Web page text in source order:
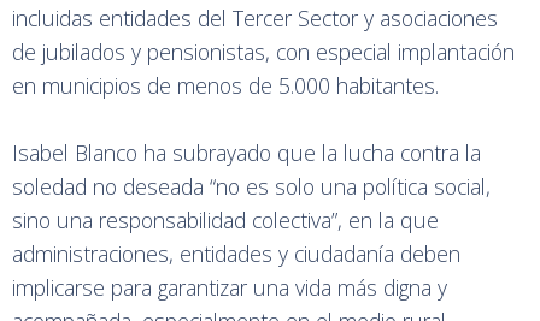
incluidas entidades del Tercer Sector y asociaciones
de jubilados y pensionistas, con especial implantación
en municipios de menos de 5.000 habitantes.
Isabel Blanco ha subrayado que la lucha contra la
soledad no deseada “no es solo una política social,
sino una responsabilidad colectiva”, en la que
administraciones, entidades y ciudadanía deben
implicarse para garantizar una vida más digna y